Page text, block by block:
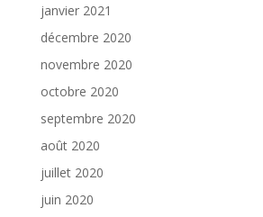
janvier 2021
décembre 2020
novembre 2020
octobre 2020
septembre 2020
août 2020
juillet 2020
juin 2020